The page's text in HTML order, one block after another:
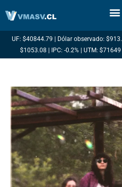
UF: $40844.79 | Dólar observado:
$1053.08 | IPC: -0.2% | UTM: